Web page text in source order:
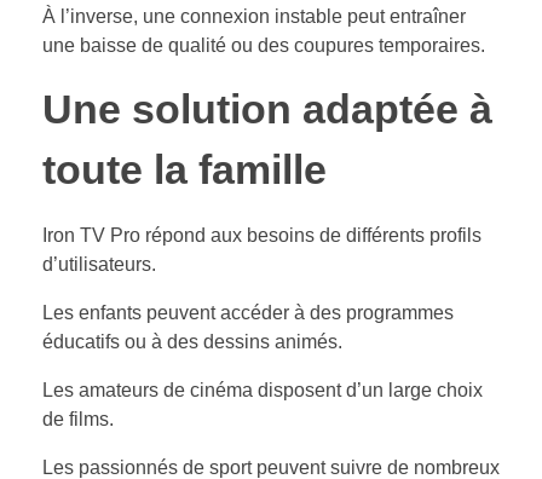
À l’inverse, une connexion instable peut entraîner
une baisse de qualité ou des coupures temporaires.
Une solution adaptée à
toute la famille
Iron TV Pro répond aux besoins de différents profils
d’utilisateurs.
Les enfants peuvent accéder à des programmes
éducatifs ou à des dessins animés.
Les amateurs de cinéma disposent d’un large choix
de films.
Les passionnés de sport peuvent suivre de nombreux